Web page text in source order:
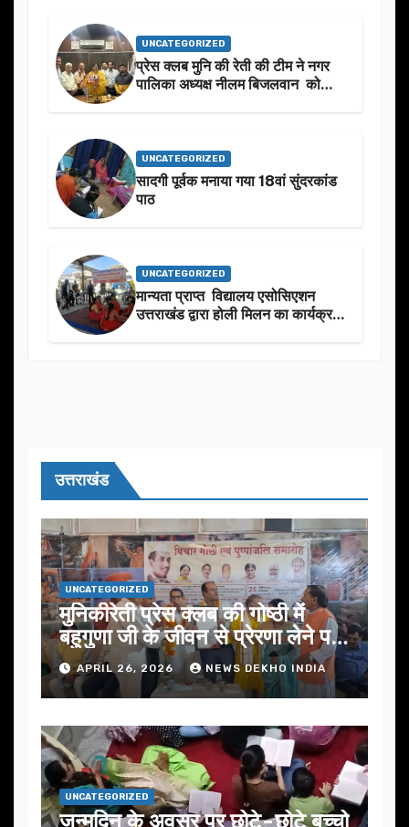
UNCATEGORIZED
प्रेस क्लब मुनि की रेती की टीम ने नगर
पालिका अध्यक्ष नीलम बिजलवान को
UNCATEGORIZED
सादगी पूर्वक मनाया गया 18वां सुंदरकांड
पाठ
UNCATEGORIZED
मान्यता प्राप्त विद्यालय एसोसिएशन
उत्तराखंड द्वारा होली मिलन का कार्यक्रम
उत्तराखंड
UNCATEGORIZED
मुनिकीरेती प्रेस क्लब की गोष्ठी में
बहुगुणा जी के जीवन से प्रेरणा लेने पर
जोरAPRIL 26, 2026 NEWS DEKHO INDIA
UNCATEGORIZED
जन्मदिन के अवसर प़र छोटे-छोटे बच्चो